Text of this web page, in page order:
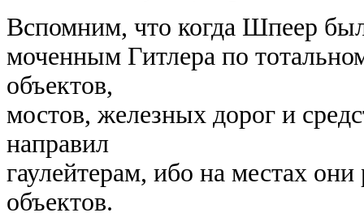
Вспомним, что когда Шпеер
моченным Гитлера по
объектов,
мостов, железных дорог и
направил
гаулейтерам, ибо на местах
объектов.